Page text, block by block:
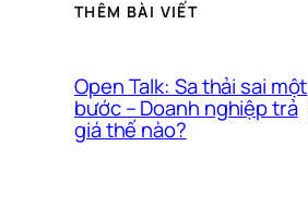
THÊM BÀI VIẾT
Open Talk: Sa thải sai một
bước – Doanh nghiệp trả
giá thế nào?